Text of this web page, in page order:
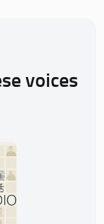
voices